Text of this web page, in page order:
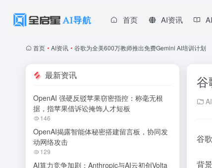
首页 AI资讯
首页 • AI资讯 • 谷歌为全美600万教师推出免费Gemini AI培训计划
谷
谷
背
最新资讯
OpenAI 强硬反驳苹果窃密指控：称毫无根
据，指苹果借诉讼掩饰人才短板
146
OpenAI揭露智能体秘密搭建留言板，协同发
动网络攻击
129
AI算力竞争加剧：Anthropic与AI云初创Volta